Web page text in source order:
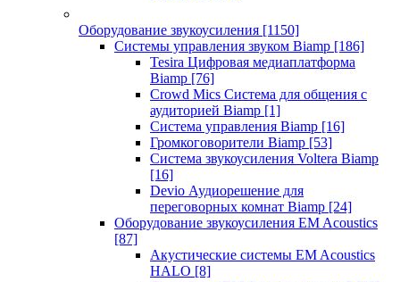
Оборудование звукоусиления [1150]
Системы управления звуком Biamp [186]
Tesira Цифровая медиаплатформа
Biamp [76]
Crowd Mics Система для общения с
аудиторией Biamp [1]
Система управления Biamp [16]
Громкоговорители Biamp [53]
Система звукоусиления Voltera Biamp
[16]
Devio Аудиорешение для
переговорных комнат Biamp [24]
Оборудование звукоусиления EM Acoustics
[87]
Акустические системы EM Acoustics
HALO [8]